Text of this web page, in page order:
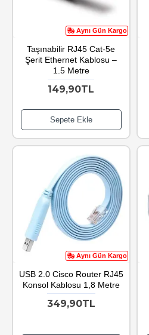
Aynı Gün Kargo
Taşınabilir RJ45 Cat-5e
Şerit Ethernet Kablosu –
1.5 Metre
149,90TL
Sepete Ekle
Aynı Gün Kargo
USB 2.0 Cisco Router RJ45
Konsol Kablosu 1,8 Metre
349,90TL